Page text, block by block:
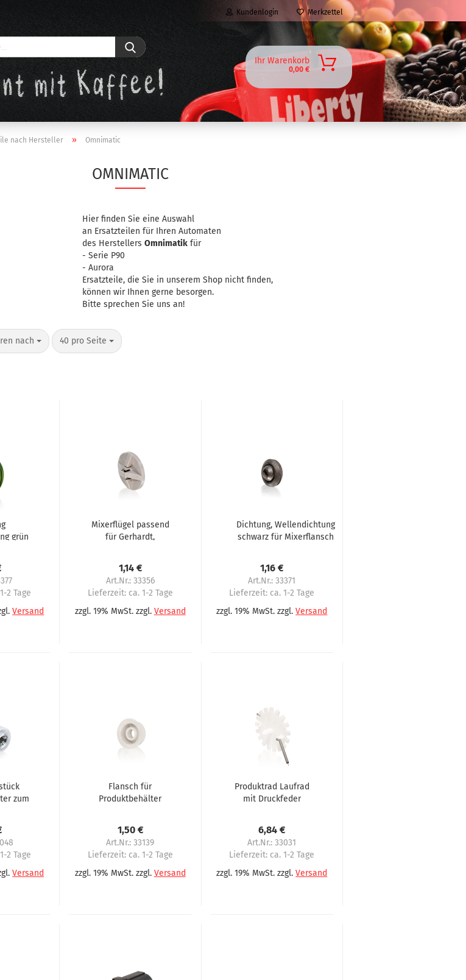
Kundenlogin
Konto erstellen
Merkzettel
Ihr Warenkorb
0,00 €
nach Hersteller » Omnimatic
OMNIMATIC
Hier finden Sie eine Auswahl
an Ersatzteilen für Ihren Automaten
des HerstellersOmnimatik für
- Serie P90
- Aurora
Ersatzteile, die Sie in unserem Shop nicht finden,
können wir Ihnen gerne besorgen.
Bitte sprechen Sie uns an!
nach 40 pro Seite
grün
2 Tage
Versand
Mixerflügel passend
für Gerhardt,
Bolero,
1,14 €
Art.Nr.: 33356
Lieferzeit: ca. 1-2 Tage
zzgl. 19% MwSt. zzgl. Versand
Dichtung, Wellendichtung
schwarz für Mixerflansch
1,16 €
Art.Nr.: 33371
Lieferzeit: ca. 1-2 Tage
zzgl. 19% MwSt. zzgl.Versand
zum
2 Tage
Versand
Flansch für
Produktbehälter
1,50 €
Art.Nr.: 33139
Lieferzeit: ca. 1-2 Tage
zzgl. 19% MwSt. zzgl. Versand
Produktrad Laufrad
mit Druckfeder
6,84 €
Art.Nr.: 33031
Lieferzeit: ca. 1-2 Tage
zzgl. 19% MwSt. zzgl.Versand